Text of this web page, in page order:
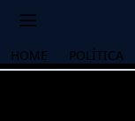
HOME POLÍTICA